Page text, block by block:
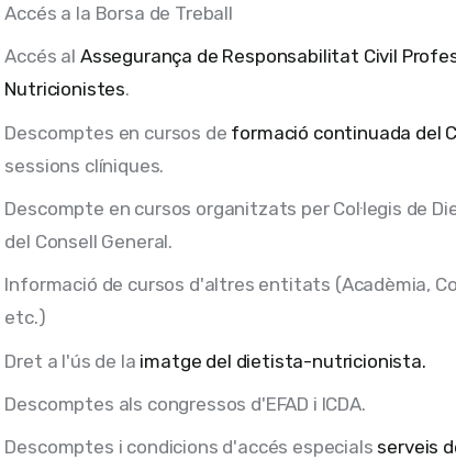
Accés a la Borsa de Treball
Accés al Assegurança de Responsabilitat Civil
Nutricionistes.
Descomptes en cursos de formació continuada del
sessions clíniques.
Descompte en cursos organitzats per Col·legis de
del Consell General.
Informació de cursos d'altres entitats (Acadèmia,
etc.)
Dret a l'ús de la imatge del dietista-nutricionista.
Descomptes als congressos d'EFAD i ICDA.
Descomptes i condicions d'accés especials serveis